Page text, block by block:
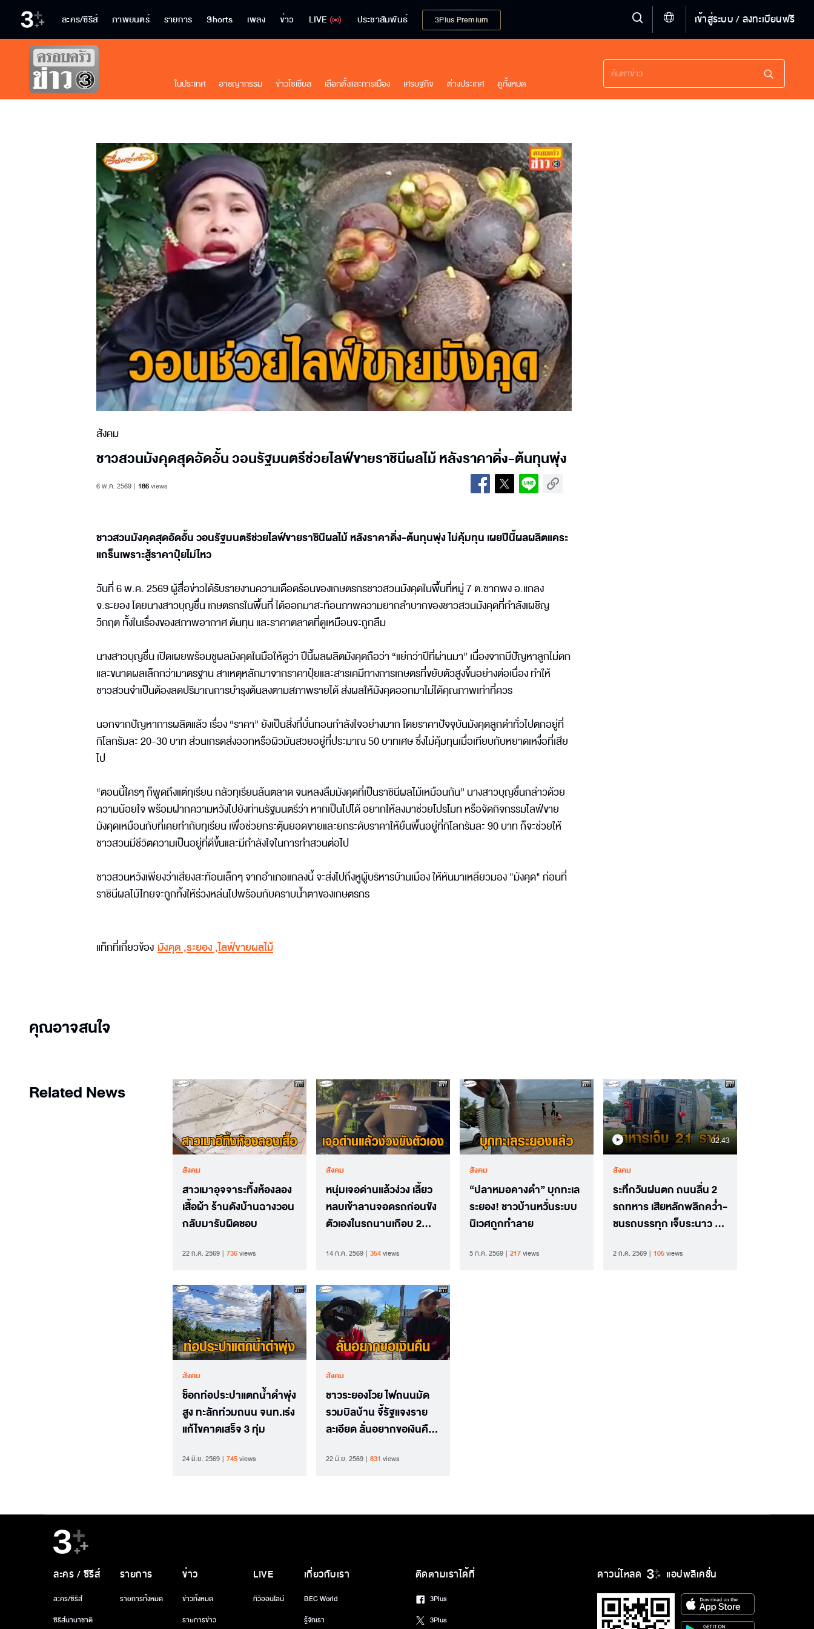
ละคร/ซีรีส์ ภาพยนตร์ รายการ Shorts เพลง ข่าว LIVE ประชาสัมพันธ์ 3Plus Premium เข้าสู่ระบบ / ลงทะเบียนฟรี
ในประเทศ อาชญากรรม ข่าวโซเชียล เลือกตั้งและการเมือง เศรษฐกิจ ต่างประเทศ ดูทั้งหมด
สังคม
ชาวสวนมังคุดสุดอัดอั้น วอนรัฐมนตรีช่วยไลฟ์ขายราชินีผลไม้ หลังราคาดิ่ง-ต้นทุนพุ่ง
6 พ.ค. 2569 186views
ชาวสวนมังคุดสุดอัดอั้น วอนรัฐมนตรีช่วยไลฟ์ขายราชินีผลไม้ หลังราคาดิ่ง-ต้นทุนพุ่ง ไม่คุ้มทุน เผยปีนี้ผลผลิตแคระ
แกร็นเพราะสู้ราคาปุ๋ยไม่ไหว
วันที่ 6 พ.ค. 2569 ผู้สื่อข่าวได้รับรายงานความเดือดร้อนของเกษตรกรชาวสวนมังคุดในพื้นที่หมู่ 7 ต.ชากพง อ.แกลง
จ.ระยอง โดยนางสาวบุญชื่น เกษตรกรในพื้นที่ ได้ออกมาสะท้อนภาพความยากลำบากของชาวสวนมังคุดที่กำลังเผชิญ
วิกฤต ทั้งในเรื่องของสภาพอากาศ ต้นทุน และราคาตลาดที่ดูเหมือนจะถูกลืม
นางสาวบุญชื่น เปิดเผยพร้อมชูผลมังคุดในมือให้ดูว่า ปีนี้ผลผลิตมังคุดถือว่า “แย่กว่าปีที่ผ่านมา” เนื่องจากมีปัญหาลูกไม่ดก
และขนาดผลเล็กกว่ามาตรฐาน สาเหตุหลักมาจากราคาปุ๋ยและสารเคมีทางการเกษตรที่ขยับตัวสูงขึ้นอย่างต่อเนื่อง ทำให้
ชาวสวนจำเป็นต้องลดปริมาณการบำรุงต้นลงตามสภาพรายได้ ส่งผลให้มังคุดออกมาไม่ได้คุณภาพเท่าที่ควร
นอกจากปัญหาการผลิตแล้ว เรื่อง “ราคา” ยังเป็นสิ่งที่บั่นทอนกำลังใจอย่างมาก โดยราคาปัจจุบันมังคุดลูกดำทั่วไปตกอยู่ที่
กิโลกรัมละ 20-30 บาท ส่วนเกรดส่งออกหรือผิวมันสวยอยู่ที่ประมาณ 50 บาทเศษ ซึ่งไม่คุ้มทุนเมื่อเทียบกับหยาดเหงื่อที่เสีย
ไป
“ตอนนี้ใครๆ ก็พูดถึงแต่ทุเรียน กลัวทุเรียนล้นตลาด จนหลงลืมมังคุดที่เป็นราชินีผลไม้เหมือนกัน” นางสาวบุญชื่นกล่าวด้วย
ความน้อยใจ พร้อมฝากความหวังไปยังท่านรัฐมนตรีว่า หากเป็นไปได้ อยากให้ลงมาช่วยโปรโมท หรือจัดกิจกรรมไลฟ์ขาย
มังคุดเหมือนกับที่เคยทำกับทุเรียน เพื่อช่วยกระตุ้นยอดขายและยกระดับราคาให้ยืนพื้นอยู่ที่กิโลกรัมละ 90 บาท ก็จะช่วยให้
ชาวสวนมีชีวิตความเป็นอยู่ที่ดีขึ้นและมีกำลังใจในการทำสวนต่อไป
ชาวสวนหวังเพียงว่าเสียงสะท้อนเล็กๆ จากอำเภอแกลงนี้ จะส่งไปถึงหูผู้บริหารบ้านเมือง ให้หันมาเหลียวมอง "มังคุด" ก่อนที่
ราชินีผลไม้ไทยจะถูกทิ้งให้ร่วงหล่นไปพร้อมกับคราบน้ำตาของเกษตรกร
แท็กที่เกี่ยวข้อง มังคุด ,ระยอง ,ไลฟ์ขายผลไม้
คุณอาจสนใจ
Related News
สังคม
สาวเมาอุจจาระทิ้งห้องลอง
เสื้อผ้า ร้านดังบ้านฉางวอน
กลับมารับผิดชอบ
22 ก.ค. 2569 736views
สังคม
หนุ่มเจอด่านแล้วง่วง เลี้ยว
หลบเข้าลานจอดรถก่อนขัง
ตัวเองในรถนานเกือบ 2
14 ก.ค. 2569 354views
สังคม
“ปลาหมอคางดำ” บุกทะเล
ระยอง! ชาวบ้านหวั่นระบบ
นิเวศถูกทำลาย
5 ก.ค. 2569 217views
02.43
สังคม
ระทึกวันฝนตก ถนนลื่น 2
รถทหาร เสียหลักพลิกคว่ำ-
ชนรถบรรทุก เจ็บระนาว 21
2 ก.ค. 2569 105views
สังคม
ช็อกท่อประปาแตกน้ำดำพุ่ง
สูง ทะลักท่วมถนน จนท.เร่ง
แก้ไขคาดเสร็จ 3 ทุ่ม
24 มิ.ย. 2569 745views
สังคม
ชาวระยองโวย ไฟถนนมัด
รวมบิลบ้าน จี้รัฐแจงราย
ละเอียด ลั่นอยากขอเงินคืน
22 มิ.ย. 2569 831 views
ดาวน์โหลด แอปพลิเคชั่น
ละคร / ซีรีส์
ละคร/ซีรีส์
ซีรีส์นานาชาติ
รายการ
รายการทั้งหมด
ข่าว
ข่าวทั้งหมด
รายการข่าว
LIVE
ทีวีออนไลน์
เกี่ยวกับเรา
BEC World
รู้จักเรา
ติดตามเราได้ที่
3Plus
3Plus